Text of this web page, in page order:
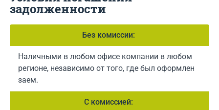
задолженности
Без комиссии:
Наличными в любом офисе компании в любом
регионе, независимо от того, где был оформлен
заем.
С комиссией: